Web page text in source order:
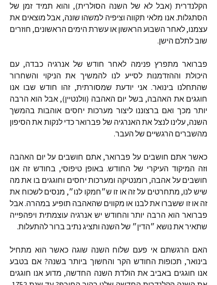
הקלנדרית (אבל לא של השנה הסולרית), והוא תמיד זמן של
הסתגלות.אנו מלאי תקווה וציפיה למשהו שונה, אבל מוצאים את
עצמנו,לאחר השבוע הראשון או עשרת הימים הראשונים, חוזרים
שובלתלם הישן.
פברואר מתפרץ פנימה לאחר חודש של אנרגיה כבדה, עם
היכולת וההזדמנות לסייע לנו להמשיך את הניקוי והשחרור
שהתחלנו בינואר.אני יודעת שמסורתית, זהו חודש שבו אנו
חוגגים את האהבה, בשל יום האהבה (וולנטיין),אבל הוא הרבה
יותר מכך ואם ברצוננו ליצור מערכות יחסים אוהבות בהמשך
השנה,עלינו לנצל את האנרגיה של פברוארכדי לנקות את הסיפון
מהשברים הרגשיים של העבר.
כאשר אתם חושבים על פברואר,אתם חושבים על יום האהבה
וזה המיקוד העיקרי של החודש. באופן טיפוסי, בחודש זה אנו
חושבים על אהבה, רומנטיקה ומערכות יחסים וחוגגים בו את מה
שיש לנו, מתחרטים על זה או זו ש״חמקו לנו״, מנסים לשכוח את
זה או זו ששברו אתלבנו או מקווים שהאהבה תופיע במהרה.אבל
פברואר הוא הרבה יותר והחודש יש אנרגיה עוצמתית ויפהפייה
שתאיראת נושא ״הדין״ של השנה ותציג נתיב ברורלהתעלות.
האם הרגשתם אי פעם שלוח השנה שוגה כאשר הוא מתחיל
בינואר, תכופות החודש הקר והחשוך ביותר בשנה?אם בטבע
אנו חוגגים באביב את הולדת השנה החדשה, מדוע אנו חוגגים